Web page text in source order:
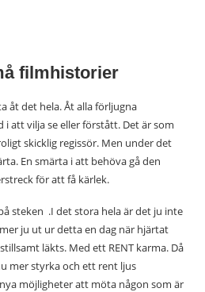
filmhistorier
åt det hela. Åt alla förljugna
i att vilja se eller förstått. Det är som
skicklig regissör. Men under det
En smärta i att behöva gå den
för att få kärlek.
steken .I det stora hela är det ju inte
ju ut ur detta en dag när hjärtat
läkts. Med ett RENT karma. Då
mer styrka och ett rent ljus
möjligheter att möta någon som är